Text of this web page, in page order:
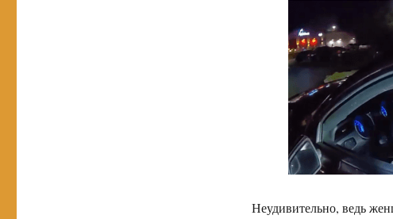
Неудивительно, ведь